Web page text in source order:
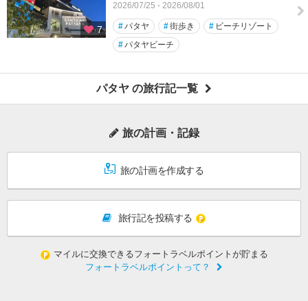
7
2026/07/25 - 2026/08/01
#パタヤ #街歩き # ビーチリゾート
#パタヤビーチ
パタヤ の旅行記一覧
旅の計画・記録
旅の計画を作成する
旅行記を投稿する
マイルに交換できるフォートラベルポイントが貯まる
フォートラベルポイントって？